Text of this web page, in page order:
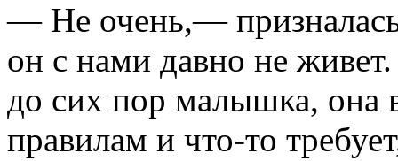
— Не очень,—
он с нами давно не
до сих пор малышка, она
правилам и что-то